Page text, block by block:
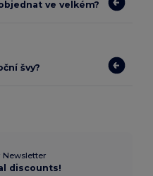
ve velkém?
švy?
Newsletter
discounts!